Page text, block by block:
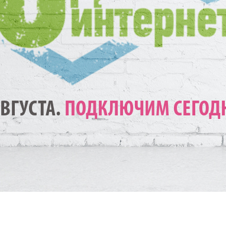
ПОДКЛЮЧИМ